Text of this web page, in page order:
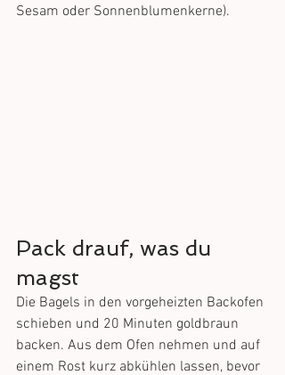
Sesam oder Sonnenblumenkerne).
Pack drauf, was du
magst
Die Bagels in den vorgeheizten Backofen
schieben und 20 Minuten goldbraun
backen. Aus dem Ofen nehmen und auf
einem Rost kurz abkühlen lassen, bevor